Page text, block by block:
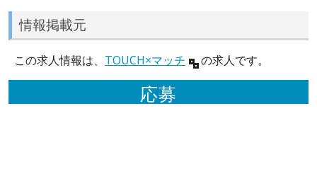
情報掲載元
この求人情報は、 TOUCH×マッチ の求人です。
応募